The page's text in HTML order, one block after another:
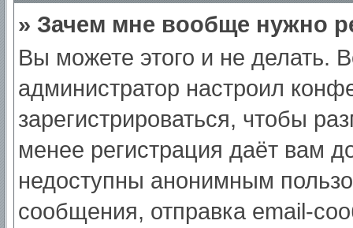
» Зачем мне вообще нужно
Вы можете этого и не делать.
администратор настроил
зарегистрироваться, чтобы
менее регистрация даёт вам
недоступны анонимным
сообщения, отправка email-